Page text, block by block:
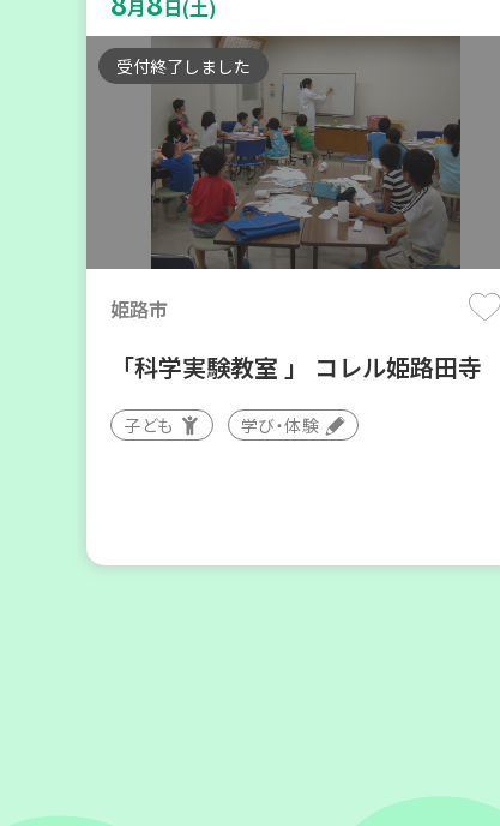
いの会」（会場：兵庫）
ボランティア
2026年
11日(金)
月 日(土)
受付終了しました
姫路市
「科学実験教室 」 コレル姫路田寺
子ども 学び・体験